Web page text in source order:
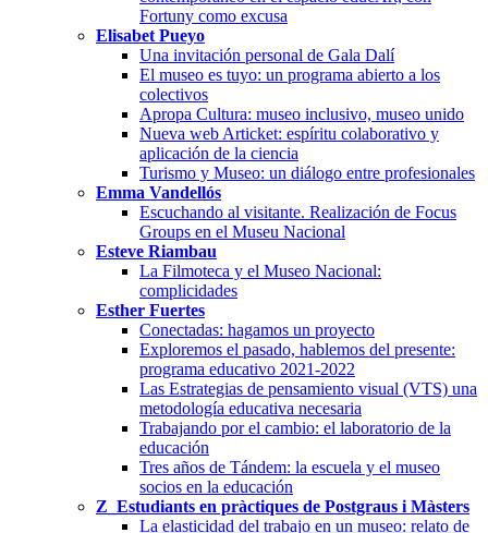
Fortuny como excusa
Elisabet Pueyo
Una invitación personal de Gala Dalí
El museo es tuyo: un programa abierto a los
colectivos
Apropa Cultura: museo inclusivo, museo unido
Nueva web Articket: espíritu colaborativo y
aplicación de la ciencia
Turismo y Museo: un diálogo entre profesionales
Emma Vandellós
Escuchando al visitante. Realización de Focus
Groups en el Museu Nacional
Esteve Riambau
La Filmoteca y el Museo Nacional:
complicidades
Esther Fuertes
Conectadas: hagamos un proyecto
Exploremos el pasado, hablemos del presente:
programa educativo 2021-2022
Las Estrategias de pensamiento visual (VTS) una
metodología educativa necesaria
Trabajando por el cambio: el laboratorio de la
educación
Tres años de Tándem: la escuela y el museo
socios en la educación
Z_Estudiants en pràctiques de Postgraus i Màsters
La elasticidad del trabajo en un museo: relato de